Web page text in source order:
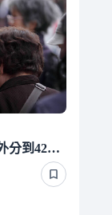
照顧有錢單身長輩 他們竟意外分到4220萬遺產 背後真相曝光了